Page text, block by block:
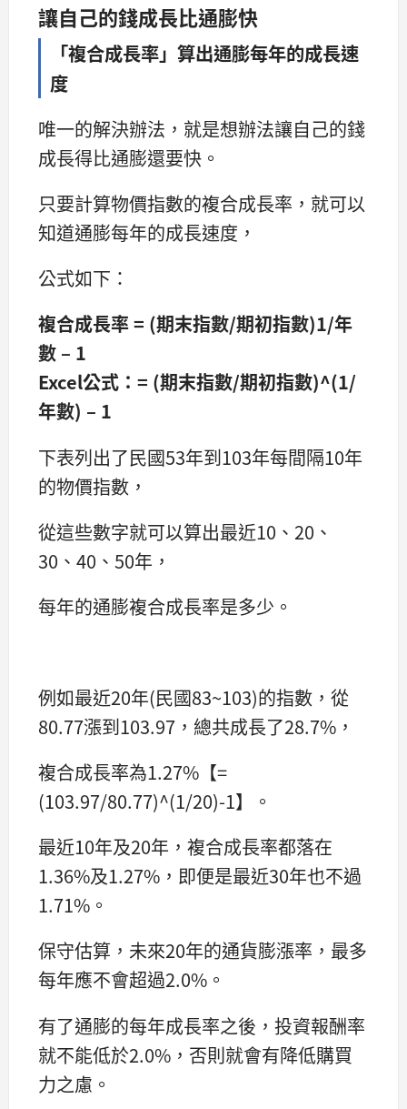
讓自己的錢成長比通膨快
「複合成長率」算出通膨每年的成長速
度
唯一的解決辦法，就是想辦法讓自己的錢
成長得比通膨還要快。
只要計算物價指數的複合成長率，就可以
知道通膨每年的成長速度，
公式如下：
複合成長率 = (期末指數/期初指數)1/年
數 – 1
Excel公式：= (期末指數/期初指數)^(1/
年數) – 1
下表列出了民國53年到103年每間隔10年
的物價指數，
從這些數字就可以算出最近10、20、
30、40、50年，
每年的通膨複合成長率是多少。
例如最近20年(民國83~103)的指數，從
80.77漲到103.97，總共成長了28.7%，
複合成長率為1.27%【=
(103.97/80.77)^(1/20)-1】。
最近10年及20年，複合成長率都落在
1.36%及1.27%，即便是最近30年也不過
1.71%。
保守估算，未來20年的通貨膨漲率，最多
每年應不會超過2.0%。
有了通膨的每年成長率之後，投資報酬率
就不能低於2.0%，否則就會有降低購買
力之慮。